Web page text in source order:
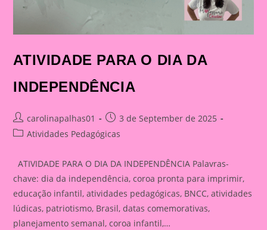
ATIVIDADE PARA O DIA DA
INDEPENDÊNCIA
Post
author:
carolinapalhas01
Post
published:
3 de September de 2025
PostAtividades Pedagógicas
ATIVIDADE PARA O DIA DA INDEPENDÊNCIA Palavras-
chave: dia da independência, coroa pronta para imprimir,
educação infantil, atividades pedagógicas, BNCC, atividades
lúdicas, patriotismo, Brasil, datas comemorativas,
planejamento semanal, coroa infantil,…